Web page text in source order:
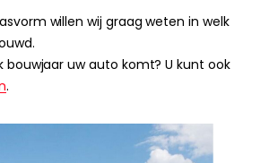
willen wij graag weten in welk
bouwjaar uw auto komt? U kunt ook
.